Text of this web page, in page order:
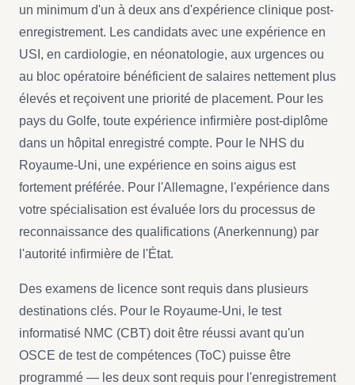
un minimum d'un à deux ans d'expérience clinique post-
enregistrement. Les candidats avec une expérience en
USI, en cardiologie, en néonatologie, aux urgences ou
au bloc opératoire bénéficient de salaires nettement plus
élevés et reçoivent une priorité de placement. Pour les
pays du Golfe, toute expérience infirmière post-diplôme
dans un hôpital enregistré compte. Pour le NHS du
Royaume-Uni, une expérience en soins aigus est
fortement préférée. Pour l'Allemagne, l'expérience dans
votre spécialisation est évaluée lors du processus de
reconnaissance des qualifications (Anerkennung) par
l'autorité infirmière de l'État.
Des examens de licence sont requis dans plusieurs
destinations clés. Pour le Royaume-Uni, le test
informatisé NMC (CBT) doit être réussi avant qu'un
OSCE de test de compétences (ToC) puisse être
programmé — les deux sont requis pour l'enregistrement